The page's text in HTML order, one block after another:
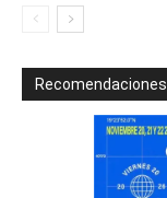
Recomendaciones